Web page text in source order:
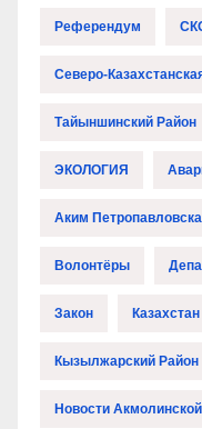
Референдум
Северо-
Тайыншинский Район
ЭКОЛОГИЯ
Аким Петропавловска
Волонтёры
Закон Казахстан
Кызылжарский Район
Новости